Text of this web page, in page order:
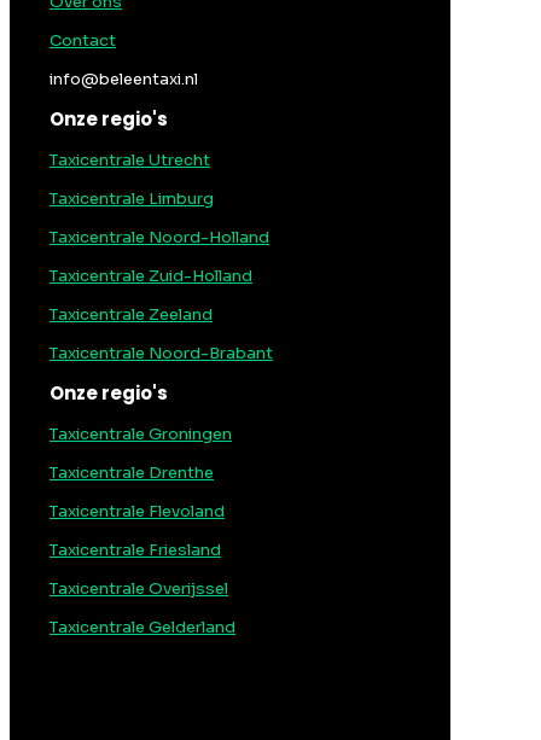
Contact
info@beleentaxi.nl
Onze regio's
Taxicentrale Utrecht
Taxicentrale Limburg
Taxicentrale Noord-Holland
Taxicentrale Zuid-Holland
Taxicentrale Zeeland
Taxicentrale Noord-Brabant
Onze regio's
Taxicentrale Groningen
Taxicentrale Drenthe
Taxicentrale Flevoland
Taxicentrale Friesland
Taxicentrale Overijssel
Taxicentrale Gelderland